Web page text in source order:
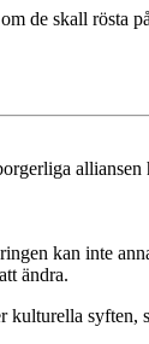
de skall rösta
alliansen
kan inte
ändra.
kulturella syften,